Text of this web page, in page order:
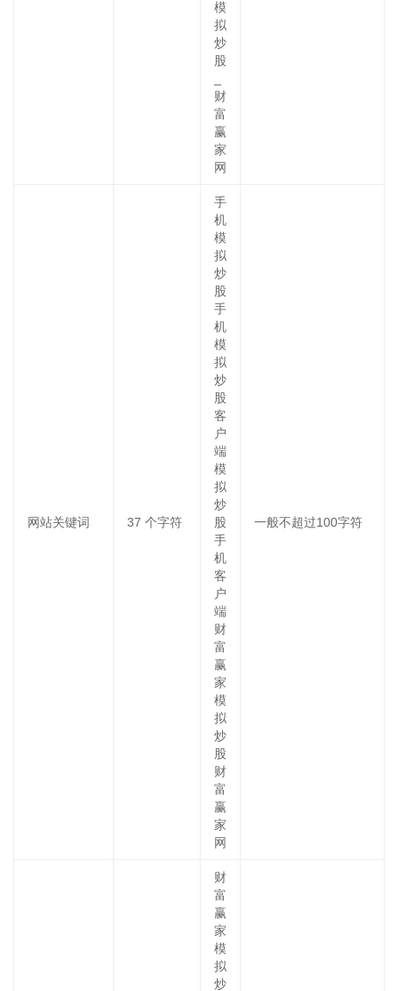
模
拟
炒
股
财
富
赢
家
网
网站关键词 37 个字符
手
机
模
拟
炒
股
手
机
模
拟
炒
股
客
户
端
模
拟
炒
股
手
机
客
户
端
财
富
赢
家
模
拟
炒
股
财
富
赢
家
网
一般不超过100字符
财
富
赢
家
模
拟
炒